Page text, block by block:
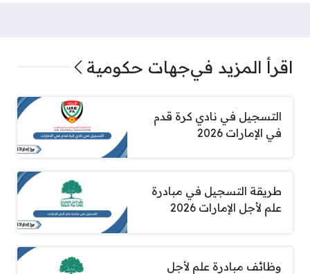
اقرأ المزيد فيجهات حكومية
التسجيل في نادي كرة قدم
في الإمارات 2026
طريقة التسجيل في مبادرة
علم لأجل الإمارات 2026
وظائف مبادرة علم لأجل